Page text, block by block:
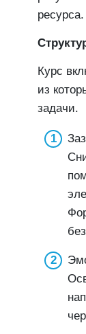
ресурса.
Курс
из
задачи.